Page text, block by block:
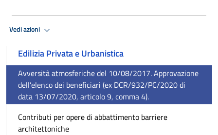
Vedi azioni
Edilizia Privata e Urbanistica
Avversità atmosferiche del 10/08/2017. Approvazione
dell’elenco dei beneficiari (ex DCR/932/PC/2020 di
data 13/07/2020, articolo 9, comma 4).
Contributi per opere di abbattimento barriere
architettoniche